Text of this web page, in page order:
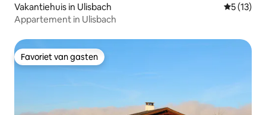
Vakantiehuis in Ulisbach
5 (13)
Appartement in Ulisbach
Favoriet van gasten
Favoriet van gasten